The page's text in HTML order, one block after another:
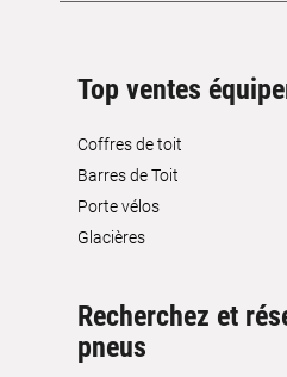
Top ventes
Coffres de toit
Barres de Toit
Porte vélos
Glacières
Recherchez et
pneus